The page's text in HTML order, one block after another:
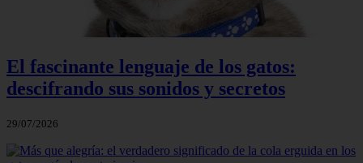
El fascinante lenguaje de los gatos:
descifrando sus sonidos y secretos
29/07/2026